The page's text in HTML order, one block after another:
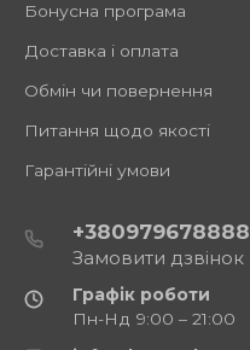
Бонусна програма
Доставка і оплата
Обмін чи повернення
Питання щодо якості
Гарантійні умови
+380979678888
Замовити дзвінок
Графік роботи
Пн-Нд 9:00 – 21:00